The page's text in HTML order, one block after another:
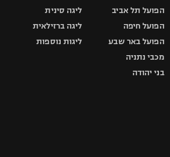
הפועל תל אביב
הפועל חיפה
הפועל באר שבע
מכבי נתניה
בני יהודה
ליגה סינית
ליגה ברזילאית
ליגות נוספות